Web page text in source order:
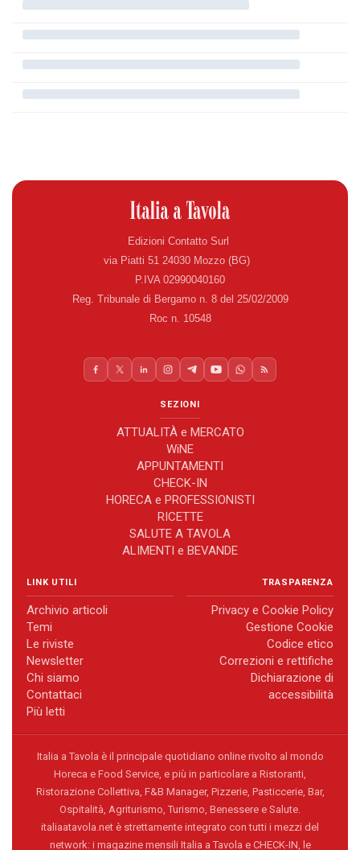
Edizioni Contatto Surl
via Piatti 51 24030 Mozzo (BG)
P.IVA 02990040160
Reg. Tribunale di Bergamo n. 8 del 25/02/2009
Roc n. 10548
SEZIONI
ATTUALITÀ e MERCATO
WiNE
APPUNTAMENTI
CHECK-IN
HORECA e PROFESSIONISTI
RICETTE
SALUTE A TAVOLA
ALIMENTI e BEVANDE
LINK UTILI
Archivio articoli
Temi
Le riviste
Newsletter
Chi siamo
Contattaci
Più letti
TRASPARENZA
Privacy e Cookie Policy
Gestione Cookie
Codice etico
Correzioni e rettifiche
Dichiarazione di
accessibilità
Italia a Tavola è il principale quotidiano online rivolto al mondo
Horeca e Food Service, e più in particolare a Ristoranti,
Ristorazione Collettiva, F&B Manager, Pizzerie, Pasticcerie, Bar,
Ospitalità, Agriturismo, Turismo, Benessere e Salute.
italiaatavola.net è strettamente integrato con tutti i mezzi del
network: i magazine mensili Italia a Tavola e CHECK-IN, le